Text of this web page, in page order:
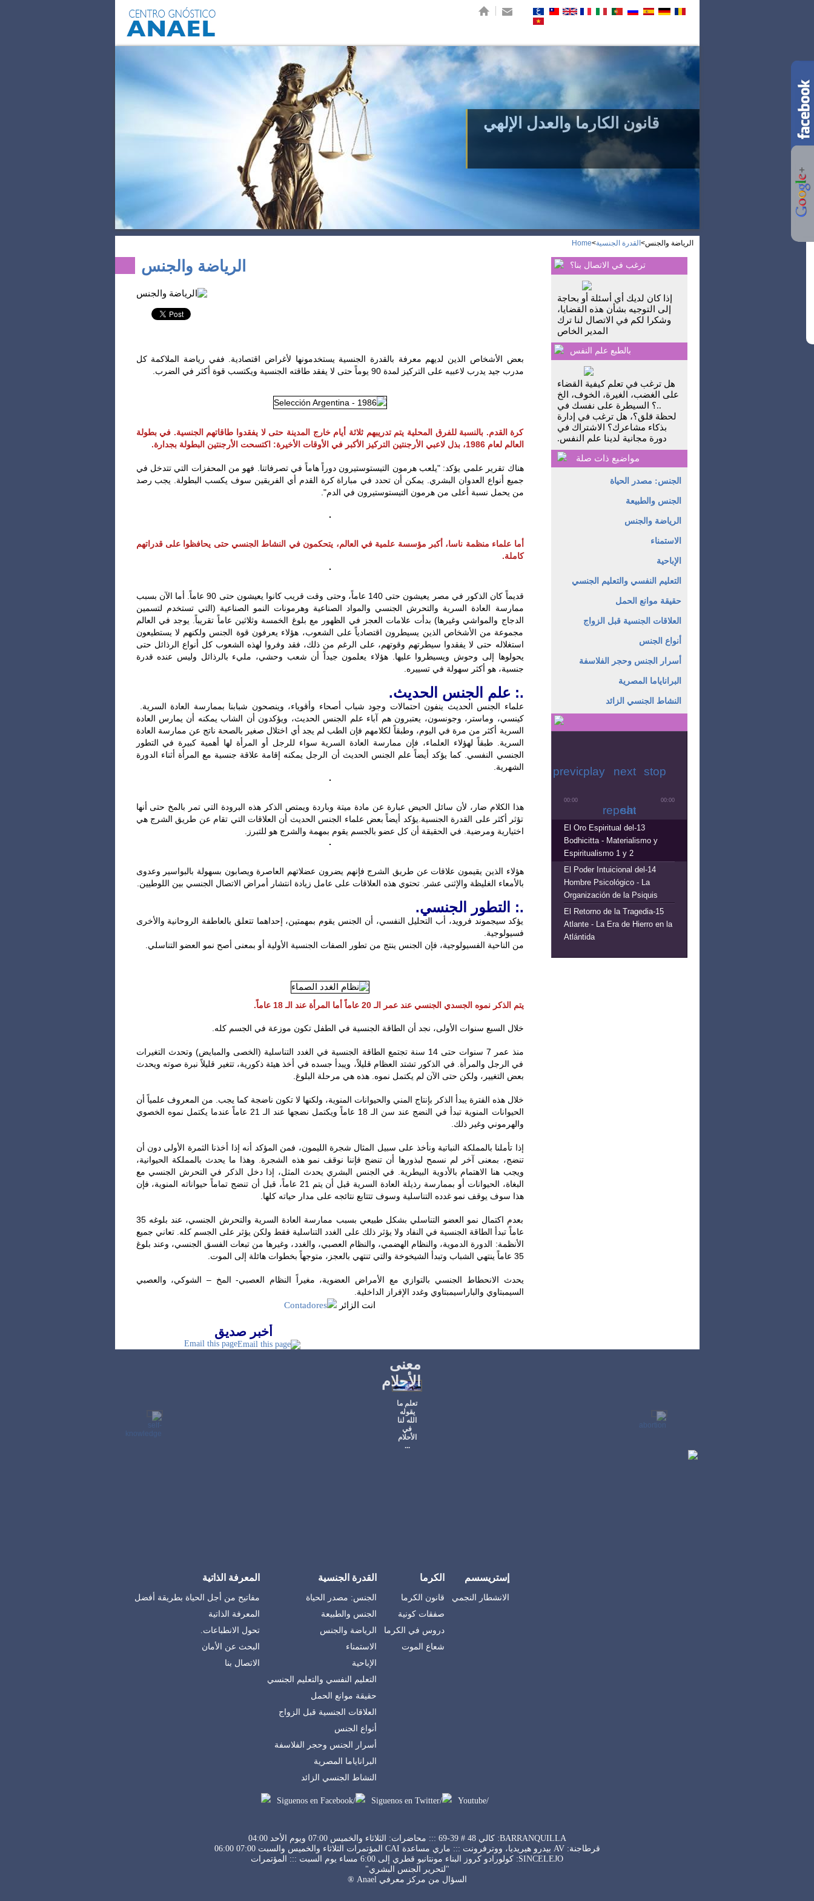
قانون الكارما والعدل الإلهي
Home>القدرة الجنسية >الرياضة والجنس
الرياضة والجنس
‎بعض الأشخاص الذين لديهم معرفة بالقدرة الجنسية يستخدمونها لأغراض اقتصادية. ففي رياضة الملاكمة كل
مدرب جيد يدرب لاعبيه على التركيز لمدة 90 يوماً حتى لا يفقد طاقته الجنسية ويكتسب قوة أكثر في الضرب.
كرة القدم. بالنسبة للفرق المحلية يتم تدريبهم ثلاثة أيام خارج المدينة حتى لا يفقدوا طاقاتهم الجنسية. في بطولة
العالم لعام 1986، بذل لاعبي الأرجنتين التركيز الأكبر في الأوقات الأخيرة: اكتسحت الأرجنتين البطولة بجدارة.
‎هناك تقرير علمي يؤكد: "يلعب هرمون التيستوستيرون دوراً هاماً في تصرفاتنا. فهو من المحفزات التي تتدخل في
جميع أنواع العدوان البشري. يمكن أن تحدد في مباراة كرة القدم أي الفريقين سوف يكسب البطولة. يجب رصد
من يحمل نسبة أعلى من هرمون التيستوستيرون في الدم".
‎أما علماء منظمة ناسا، أكبر مؤسسة علمية في العالم، يتحكمون في النشاط الجنسي حتى يحافظوا على قدراتهم
كاملة.
‎قديماً كان الذكور في مصر يعيشون حتى 140 عاماً، وحتى وقت قريب كانوا يعيشون حتى 90 عاماً. أما الآن بسبب
ممارسة العادة السرية والتحرش الجنسي والمواد الصناعية وهرمونات النمو الصناعية (التي تستخدم لتسمين
الدجاج والمواشي وغيرها) بدأت علامات العجز في الظهور مع بلوغ الخمسة وثلاثين عاماً تقريباً. يوجد في العالم
مجموعة من الأشخاص الذين يسيطرون اقتصادياً على الشعوب، هؤلاء يعرفون قوة الجنس ولكنهم لا يستطيعون
استغلاله حتى لا يفقدوا سيطرتهم وقوتهم، على الرغم من ذلك، فقد وفروا لهذه الشعوب كل أنواع الرذائل حتى
يحولوها إلى وحوش ويسيطروا عليها. هؤلاء يعلمون جيداً أن شعب وحشي، مليء بالرذائل وليس عنده قدرة
جنسية، هو أكثر سهولة في تسييره.
.: علم الجنس الحديث.
علماء الجنس الحديث ينفون احتمالات وجود شباب أصحاء وأقوياء، وينصحون شبابنا بممارسة العادة السرية.
كينسي، وماستر، وجونسون، يعتبرون هم آباء علم الجنس الحديث، ويؤكدون أن الشاب يمكنه أن يمارس العادة
السرية أكثر من مرة في اليوم، وطبقاً لكلامهم فإن الطب لم يجد أي اختلال صغير بالصحة ناتج عن ممارسة العادة
السرية. طبقاً لهؤلاء العلماء، فإن ممارسة العادة السرية سواء للرجل أو المرأة لها أهمية كبيرة في التطور
الجنسي النفسي. كما يؤكد أيضاً علم الجنس الحديث أن الرجل يمكنه إقامة علاقة جنسية مع المرأة أثناء الدورة
الشهرية.
‎هذا الكلام ضار، لأن سائل الحيض عبارة عن مادة ميتة وباردة ويمتص الذكر هذه البرودة التي تمر بالمخ حتى أنها
تؤثر أكثر على القدرة الجنسية. يؤكد أيضاً بعض علماء الجنس الحديث أن العلاقات التي تقام عن طريق الشرج هي
اختيارية ومرضية. في الحقيقة أن كل عضو بالجسم يقوم بمهمة والشرج هو للتبرز.
‎هؤلاء الذين يقيمون علاقات عن طريق الشرج فإنهم يضرون عضلاتهم العاصرة ويصابون بسهولة بالبواسير وعدوى
بالأمعاء الغليظة والإثنى عشر. تحتوي هذه العلاقات على عامل زيادة انتشار أمراض الاتصال الجنسي بين اللوطيين.
.: التطور الجنسي.
يؤكد سيجموند فرويد، أب التحليل النفسي، أن الجنس يقوم بمهمتين، إحداهما تتعلق بالعاطفة الروحانية والأخرى
فسيولوجية.
‎يتم الذكر نموه الجسدي الجنسي عند عمر الـ 20 عاماً أما المرأة عند الـ 18 عاماً.
‎منذ عمر 7 سنوات حتى 14 سنة تجتمع الطاقة الجنسية في الغدد التناسلية (الخصى والمبايض) وتحدث التغيرات
في الرجل والمرأة. في الذكور تشتد العظام قليلاً، ويبدأ جسده في أخذ هيئة ذكورية، تتغير قليلاً نبرة صوته ويحدث
بعض التغيير، ولكن حتى الآن لم يكتمل نموه. هذه هي مرحلة البلوغ.
‎خلال هذه الفترة يبدأ الذكر بإنتاج المني والحيوانات المنوية، ولكنها لا تكون ناضجة كما يجب. من المعروف علمياً أن
الحيوانات المنوية تبدأ في النضج عند سن الـ 18 عاماً ويكتمل نضجها عند الـ 21 عاماً عندما يكتمل نموه الخصوي
والهرموني وغير ذلك.
‎إذا تأملنا بالمملكة النباتية ونأخذ على سبيل المثال شجرة الليمون، فمن المؤكد أنه إذا أخذنا الثمرة الأولى دون أن
تنضج، بمعنى آخر لم نسمح لبذورها أن تنضج فإننا نوقف نمو هذه الشجرة. وهذا ما يحدث بالمملكة الحيوانية،
ويجب هنا الاهتمام بالأدوية البيطرية. في الجنس البشري يحدث المثل، إذا دخل الذكر في التحرش الجنسي مع
البغاة، الحيوانات أو بممارسة رذيلة العادة السرية قبل أن يتم 21 عاماً، قبل أن تنضج تماماً حيواناته المنوية، فإن
هذا سوف يوقف نمو غدده التناسلية وسوف تتتابع نتائجه على مدار حياته كلها.
‎بعدم اكتمال نمو العضو التناسلي بشكل طبيعي بسبب ممارسة العادة السرية والتحرش الجنسي، عند بلوغه 35
عاماً تبدأ الطاقة الجنسية في النفاد ولا يؤثر ذلك على الغدد التناسلية فقط ولكن يؤثر على الجسم كله. تعاني جميع
الأنظمة: الدورة الدموية، والنظام الهضمي، والنظام العصبي، والغدد، وغيرها من تبعات الفسق الجنسي، وعند بلوغ
35 عاماً ينتهي الشباب وتبدأ الشيخوخة والتي تنتهي بالعجز، متوجهاً بخطوات هائلة إلى الموت.
‎يحدث الانحطاط الجنسي بالتوازي مع الأمراض العضوية، مغيراً النظام العصبي- المخ – الشوكي، والعصبي
السيمبتاوي والباراسيمبتاوي وغدد الإفراز الداخلية.
انت الزائر
ترغب في الاتصال بنا؟
إذا كان لديك أي أسئلة أو بحاجة
إلى التوجيه بشأن هذه القضايا،
وشكرا لكم في الاتصال لنا ترك
المدير الخاص
بالطبع علم النفس
هل ترغب في تعلم كيفية القضاء
على الغضب، الغيرة، الخوف، الخ
..؟ السيطرة على نفسك في
لحظة قلق؟، هل ترغب في إدارة
بذكاء مشاعرك؟ الاشتراك في
دورة مجانية لدينا علم النفس.
مواضيع ذات صلة
الجنس: مصدر الحياة
الجنس والطبيعة
الرياضة والجنس
الاستمناء
الإباحية
التعليم النفسي والتعليم الجنسي
حقيقة موانع الحمل
العلاقات الجنسية قبل الزواج
أنواع الجنس
أسرار الجنس وحجر الفلاسفة
البراناياما المصرية
النشاط الجنسي الزائد
previous
play next stop
00:00 00:00
shuffle
repeat
13-El Oro Espiritual del
Bodhicitta - Materialismo y
Espiritualismo 1 y 2
14-El Poder Intuicional del
Hombre Psicológico - La
Organización de la Psiquis
15-El Retorno de la Tragedia
Atlante - La Era de Hierro en la
Atlántida
أخبر صديق
Email this page
معنى
الأحلام
تعلم ما
يقوله
الله لنا
في
الأحلام
...
مفاتيح من أجل الحياة بطريقة أفضل
المعرفة الذاتية
تحول الانطباعات.
البحث عن الأمان
الاتصال بنا
القدرة الجنسية
الجنس: مصدر الحياة
الجنس والطبيعة
الرياضة والجنس
الاستمناء
الإباحية
التعليم النفسي والتعليم الجنسي
حقيقة موانع الحمل
العلاقات الجنسية قبل الزواج
أنواع الجنس
أسرار الجنس وحجر الفلاسفة
البراناياما المصرية
النشاط الجنسي الزائد
الكرما
قانون الكرما
صفقات كونية
دروس في الكرما
شعاع الموت
إستريسسم
الانشطار النجمي
/Siguenos en Facebook /Siguenos en Twitter /Youtube
BARRANQUILLA: كالي 48 # 39-69 ::: محاضرات: الثلاثاء والخميس 07:00 ويوم الأحد 04:00
قرطاجنة: AV بيدرو هيريديا، ووترفرونت ::: ماري مساعدة CAI المؤتمرات الثلاثاء والخميس والسبت 07:00 06:00
SINCELEJO: كولورادو كروز البناء مونتانيو قطري إلى 6:00 مساء يوم السبت ::: المؤتمرات
"لتحرير الجنس البشري"
السؤال من مركز معرفي Anael ®